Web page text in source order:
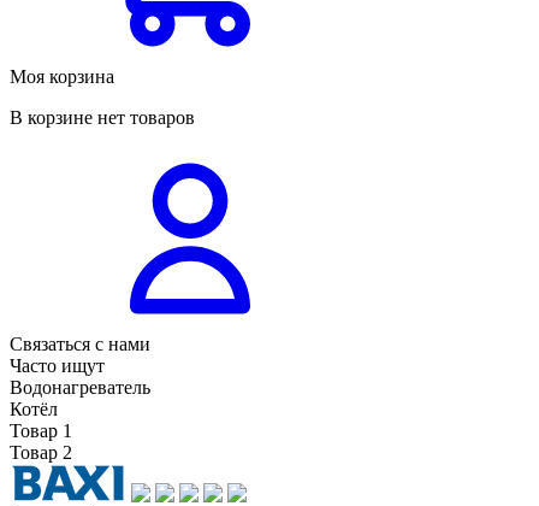
Моя корзина
В корзине нет товаров
Связаться с нами
Часто ищут
Водонагреватель
Котёл
Товар 1
Товар 2